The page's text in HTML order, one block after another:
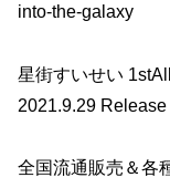
into-the-galaxy
星街すいせい
2021.9.29 Release
全国流通販売＆各